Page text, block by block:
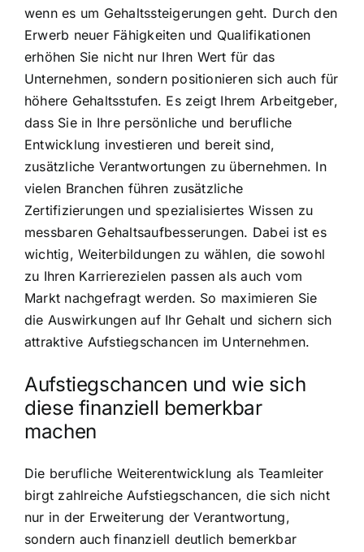
wenn es um Gehaltssteigerungen geht. Durch den
Erwerb neuer Fähigkeiten und Qualifikationen
erhöhen Sie nicht nur Ihren Wert für das
Unternehmen, sondern positionieren sich auch für
höhere Gehaltsstufen. Es zeigt Ihrem Arbeitgeber,
dass Sie in Ihre persönliche und berufliche
Entwicklung investieren und bereit sind,
zusätzliche Verantwortungen zu übernehmen. In
vielen Branchen führen zusätzliche
Zertifizierungen und spezialisiertes Wissen zu
messbaren Gehaltsaufbesserungen. Dabei ist es
wichtig, Weiterbildungen zu wählen, die sowohl
zu Ihren Karrierezielen passen als auch vom
Markt nachgefragt werden. So maximieren Sie
die Auswirkungen auf Ihr Gehalt und sichern sich
attraktive Aufstiegschancen im Unternehmen.
Aufstiegschancen und wie sich
diese finanziell bemerkbar
machen
Die berufliche Weiterentwicklung als Teamleiter
birgt zahlreiche Aufstiegschancen, die sich nicht
nur in der Erweiterung der Verantwortung,
sondern auch finanziell deutlich bemerkbar